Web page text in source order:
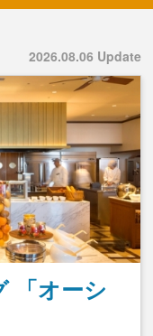
2026.08.06 Update
「オーシ